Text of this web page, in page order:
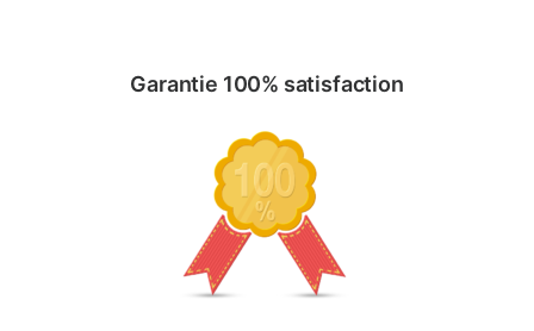
Garantie 100% satisfaction